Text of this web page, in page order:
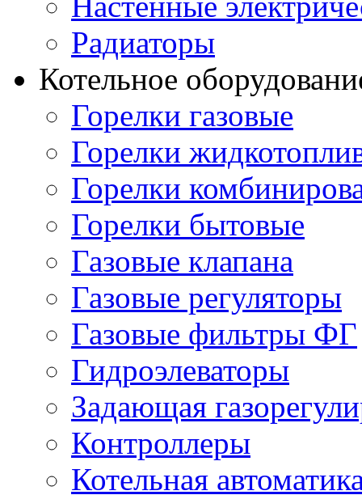
Радиаторы
Котельное
Горелки газовые
Горелки
Горелки
Горелки бытовые
Газовые клапана
Газовые регуляторы
Газовые фильтры ФГ
Гидроэлеваторы
Задающая
Контроллеры
Котельная